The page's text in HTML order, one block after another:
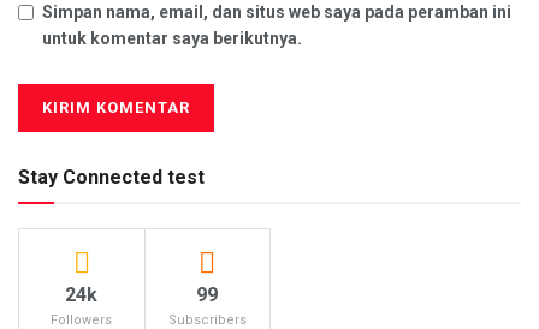
Simpan nama, email, dan situs web saya pada peramban ini
untuk komentar saya berikutnya.
Stay Connected test
24k
Followers
99
Subscribers